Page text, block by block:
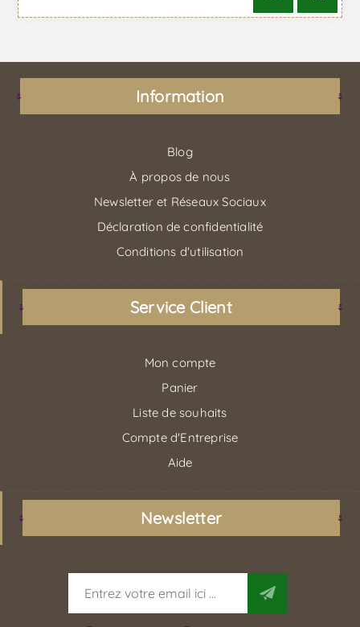
Information
Blog
À propos de nous
Newsletter et Réseaux Sociaux
Déclaration de confidentialité
Conditions d'utilisation
Service Client
Mon compte
Panier
Liste de souhaits
Compte d'Entreprise
Aide
Newsletter